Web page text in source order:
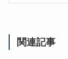
関連記事